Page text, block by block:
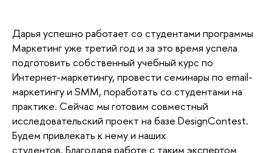
Дарья успешно работает со студентами программы
Маркетинг уже третий год и за это время успела
подготовить собственный учебный курс по
Интернет-маркетингу, провести семинары по email-
маркетингу и SMM, поработать со студентами на
практике. Сейчас мы готовим совместный
исследовательский проект на базе DesignContest.
Будем привлекать к нему и наших
студентов. Благодаря работе с таким экспертом